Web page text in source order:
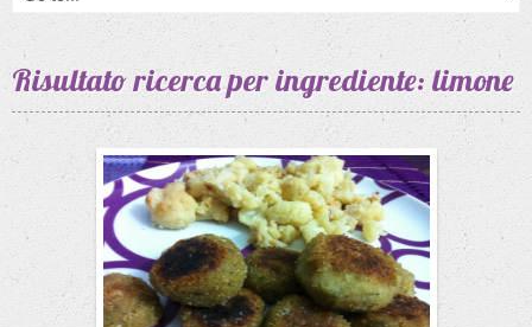
Risultato ricerca per ingrediente: limone